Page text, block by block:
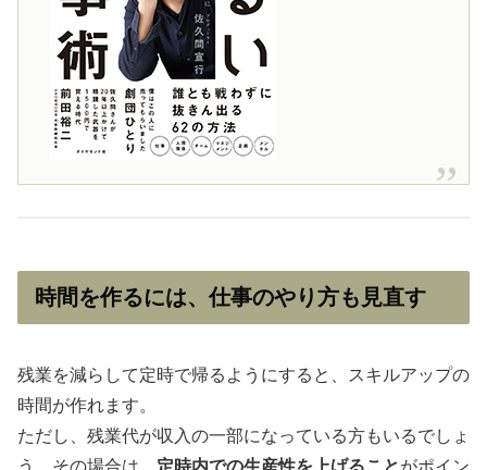
時間を作るには、仕事のやり方も見直す
残業を減らして定時で帰るようにすると、スキルアップの
時間が作れます。
ただし、残業代が収入の一部になっている方もいるでしょ
う。その場合は、 定時内での生産性を上げることがポイン